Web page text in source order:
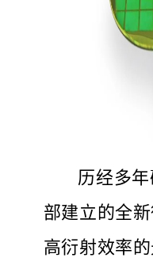
历经多
部建立的全
高衍射效率